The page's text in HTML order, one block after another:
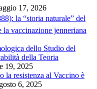
17, 2026
la “storia naturale” del
vaccinazione jenneriana
dello Studio del
della Teoria
19, 2025
la resistenza al Vaccino è
6, 2025